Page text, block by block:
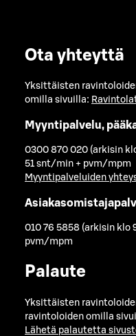
Ota yhteyttä
Yksittäisten
omilla sivuilla:
Myyntipalvelu,
0300 870 020 (arkisin
51 snt/min + pvm/mpm
Myyntipalveluiden
010 76 5858 (arkisin klo
pvm/mpm
Palaute
Yksittäisten
ravintoloiden omilla
Lähetä palautetta